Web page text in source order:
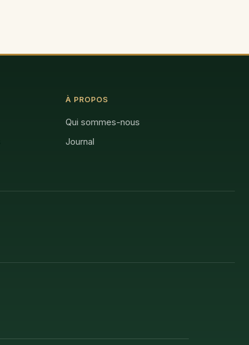
À PROPOS
Qui sommes-nous
Journal